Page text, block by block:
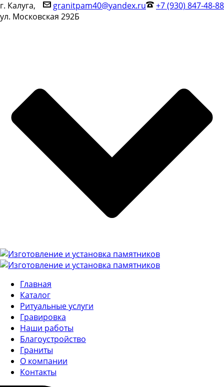
+7 (930) 847-48-88
granitpam40@yandex.ru
г. Калуга,
ул. Московская 292Б
Главная
Каталог
Ритуальные услуги
Гравировка
Наши работы
Благоустройство
Граниты
О компании
Контакты